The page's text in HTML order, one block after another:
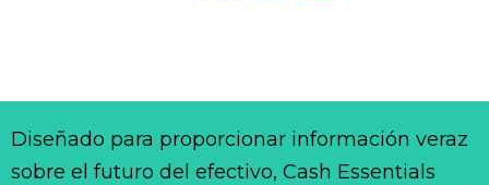
Diseñado para proporcionar información veraz
sobre el futuro del efectivo, Cash Essentials